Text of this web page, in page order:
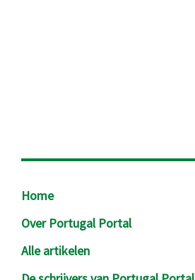
Footer
Home
Over Portugal Portal
Alle artikelen